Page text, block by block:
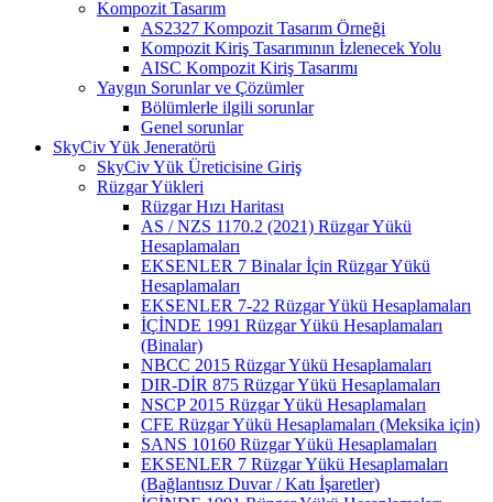
Kompozit Tasarım
AS2327 Kompozit Tasarım Örneği
Kompozit Kiriş Tasarımının İzlenecek Yolu
AISC Kompozit Kiriş Tasarımı
Yaygın Sorunlar ve Çözümler
Bölümlerle ilgili sorunlar
Genel sorunlar
SkyCiv Yük Jeneratörü
SkyCiv Yük Üreticisine Giriş
Rüzgar Yükleri
Rüzgar Hızı Haritası
AS / NZS 1170.2 (2021) Rüzgar Yükü
Hesaplamaları
EKSENLER 7 Binalar İçin Rüzgar Yükü
Hesaplamaları
EKSENLER 7-22 Rüzgar Yükü Hesaplamaları
İÇİNDE 1991 Rüzgar Yükü Hesaplamaları
(Binalar)
NBCC 2015 Rüzgar Yükü Hesaplamaları
DIR-DİR 875 Rüzgar Yükü Hesaplamaları
NSCP 2015 Rüzgar Yükü Hesaplamaları
CFE Rüzgar Yükü Hesaplamaları (Meksika için)
SANS 10160 Rüzgar Yükü Hesaplamaları
EKSENLER 7 Rüzgar Yükü Hesaplamaları
(Bağlantısız Duvar / Katı İşaretler)